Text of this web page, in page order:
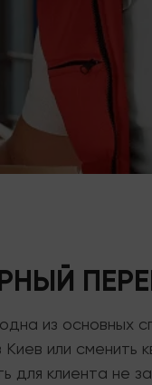
из основных
или
клиента не